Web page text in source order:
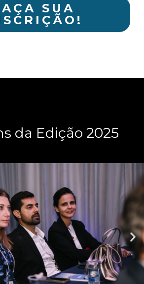
SUA
da Edição 2025